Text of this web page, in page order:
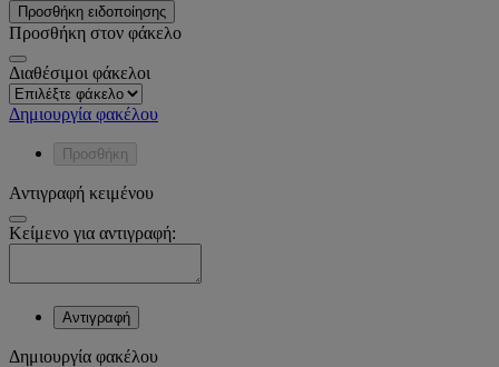
Προσθήκη ειδοποίησης
Προσθήκη στον φάκελο
Διαθέσιμοι φάκελοι
Δημιουργία φακέλου
Προσθήκη
Αντιγραφή κειμένου
Κείμενο για αντιγραφή:
Αντιγραφή
Δημιουργία φακέλου